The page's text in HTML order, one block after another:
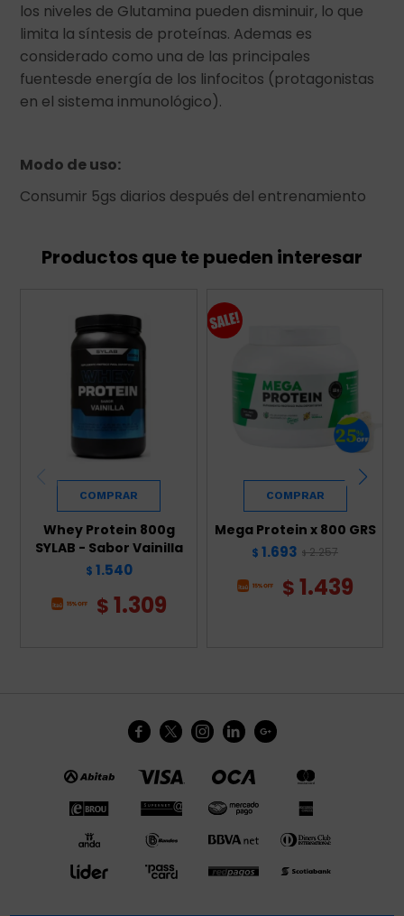
los niveles de Glutamina pueden disminuir, lo que
limita la síntesis de proteínas. Ademas es
considerado como una de las principales
fuentesde energía de los linfocitos (protagonistas
en el sistema inmunológico).
Modo de uso:
Consumir 5gs diarios después del entrenamiento
Productos que te pueden interesar
Whey Protein 800g
SYLAB - Sabor Vainilla
$ 1.540
$1.309
Mega Protein x 800 GRS
$ 1.693 $ 2.257
$1.439
    